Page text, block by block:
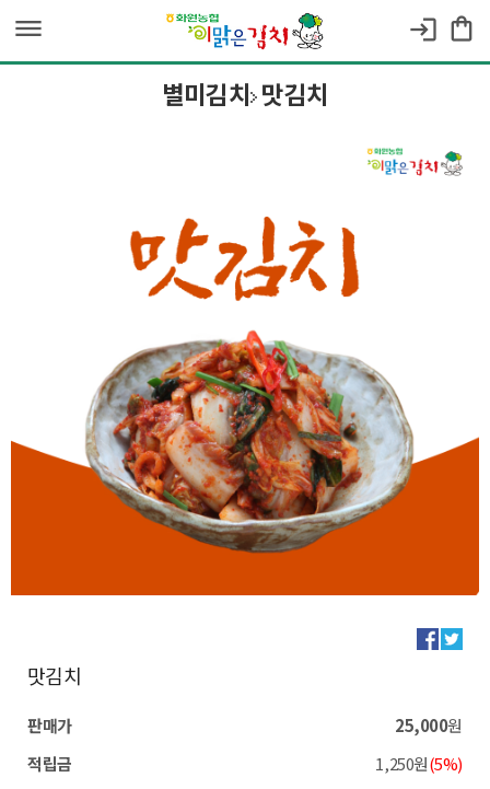
dehaze login shopping_bag
별미김치 맛김치
맛김치
판매가 25,000원
적립금
1,250원(5%)